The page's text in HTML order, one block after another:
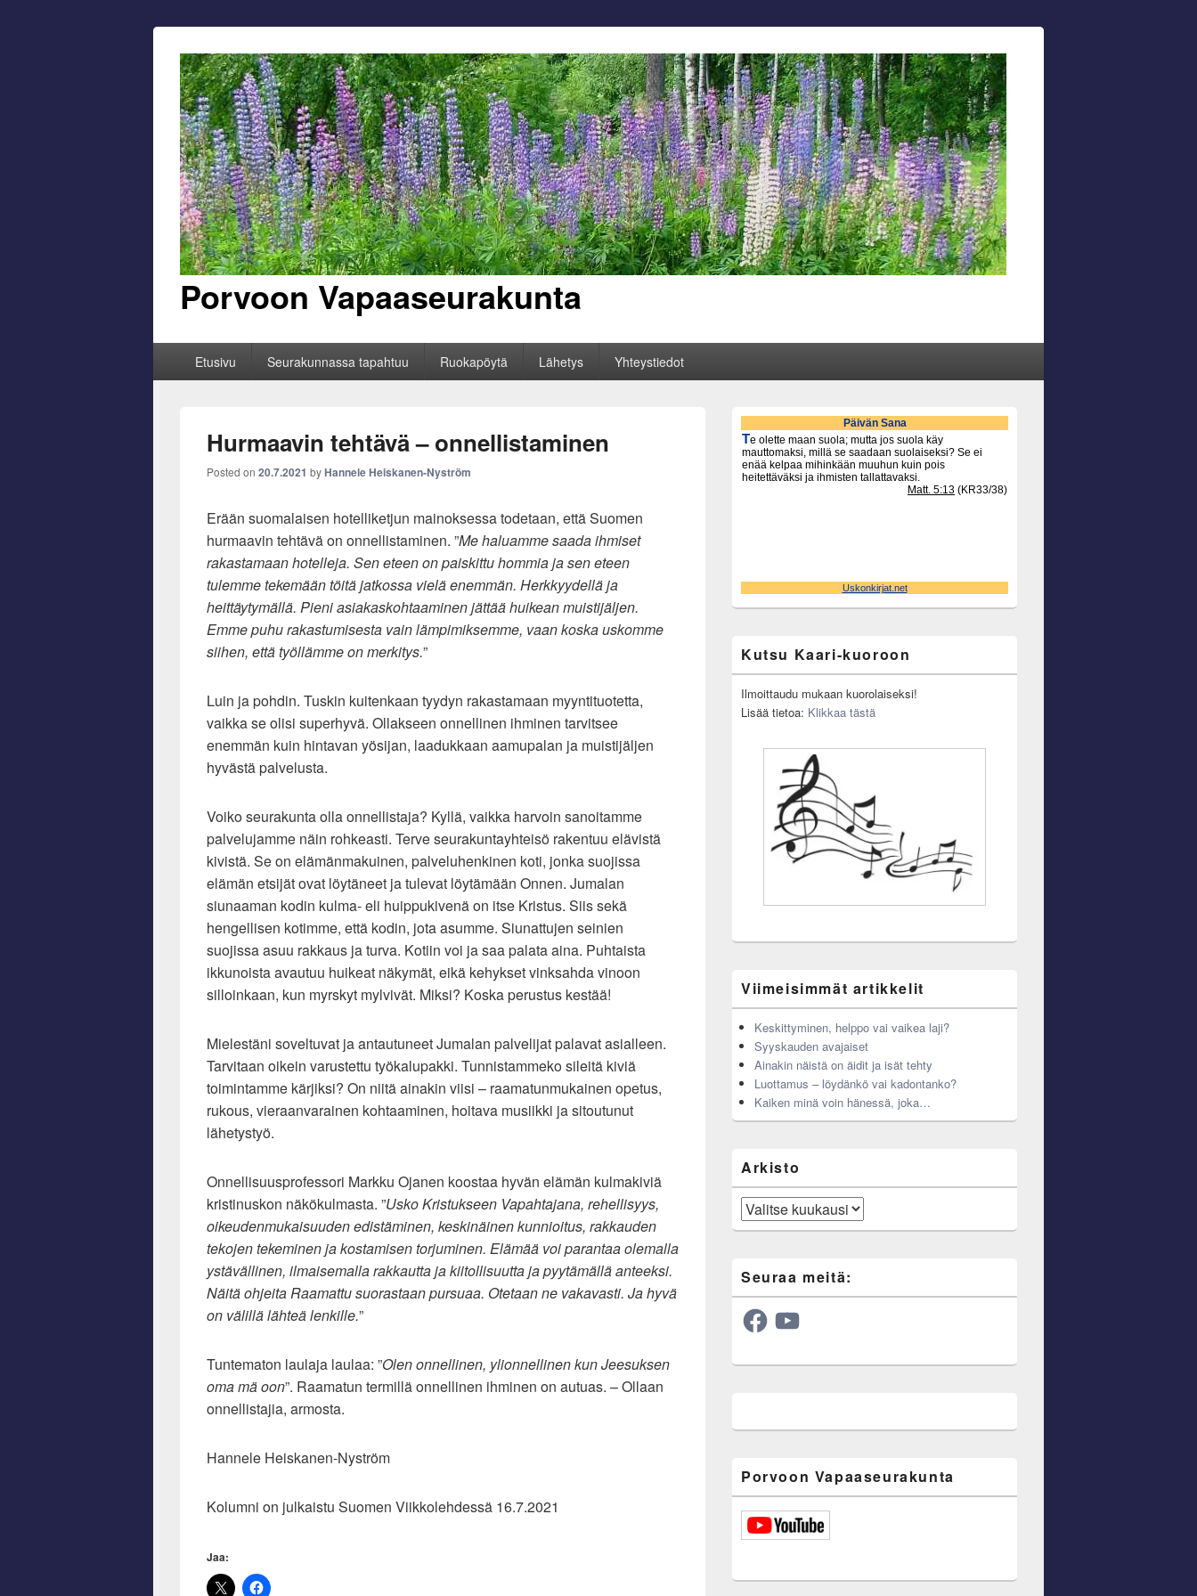
Porvoon Vapaaseurakunta
Etusivu Seurakunnassa tapahtuu Ruokapöytä Lähetys Yhteystiedot
Hurmaavin tehtävä – onnellistaminen
Posted on 20.7.2021 byHannele Heiskanen-Nyström
Erään suomalaisen hotelliketjun mainoksessa todetaan, että Suomen
hurmaavin tehtävä on onnellistaminen. ”Me haluamme saada ihmiset
rakastamaan hotelleja. Sen eteen on paiskittu hommia ja sen eteen
tulemme tekemään töitä jatkossa vielä enemmän. Herkkyydellä ja
heittäytymällä. Pieni asiakaskohtaaminen jättää huikean muistijäljen.
Emme puhu rakastumisesta vain lämpimiksemme, vaan koska uskomme
siihen, että työllämme on merkitys.”
Luin ja pohdin. Tuskin kuitenkaan tyydyn rakastamaan myyntituotetta,
vaikka se olisi superhyvä. Ollakseen onnellinen ihminen tarvitsee
enemmän kuin hintavan yösijan, laadukkaan aamupalan ja muistijäljen
hyvästä palvelusta.
Voiko seurakunta olla onnellistaja? Kyllä, vaikka harvoin sanoitamme
palvelujamme näin rohkeasti. Terve seurakuntayhteisö rakentuu elävistä
kivistä. Se on elämänmakuinen, palveluhenkinen koti, jonka suojissa
elämän etsijät ovat löytäneet ja tulevat löytämään Onnen. Jumalan
siunaaman kodin kulma- eli huippukivenä on itse Kristus. Siis sekä
hengellisen kotimme, että kodin, jota asumme. Siunattujen seinien
suojissa asuu rakkaus ja turva. Kotiin voi ja saa palata aina. Puhtaista
ikkunoista avautuu huikeat näkymät, eikä kehykset vinksahda vinoon
silloinkaan, kun myrskyt mylvivät. Miksi? Koska perustus kestää!
Mielestäni soveltuvat ja antautuneet Jumalan palvelijat palavat asialleen.
Tarvitaan oikein varustettu työkalupakki. Tunnistammeko sileitä kiviä
toimintamme kärjiksi? On niitä ainakin viisi – raamatunmukainen opetus,
rukous, vieraanvarainen kohtaaminen, hoitava musiikki ja sitoutunut
lähetystyö.
Onnellisuusprofessori Markku Ojanen koostaa hyvän elämän kulmakiviä
kristinuskon näkökulmasta. ”Usko Kristukseen Vapahtajana, rehellisyys,
oikeudenmukaisuuden edistäminen, keskinäinen kunnioitus, rakkauden
tekojen tekeminen ja kostamisen torjuminen. Elämää voi parantaa olemalla
ystävällinen, ilmaisemalla rakkautta ja kiitollisuutta ja pyytämällä anteeksi.
Näitä ohjeita Raamattu suorastaan pursuaa. Otetaan ne vakavasti. Ja hyvä
on välillä lähteä lenkille.”
Tuntematon laulaja laulaa: ”Olen onnellinen, ylionnellinen kun Jeesuksen
oma mä oon”. Raamatun termillä onnellinen ihminen on autuas. – Ollaan
onnellistajia, armosta.
Hannele Heiskanen-Nyström
Kolumni on julkaistu Suomen Viikkolehdessä 16.7.2021
Jaa:
Primary
Sidebar
Widget
Area
Kutsu Kaari-kuoroon
Ilmoittaudu mukaan kuorolaiseksi!
Lisää tietoa: Klikkaa tästä
Viimeisimmät artikkelit
Keskittyminen, helppo vai vaikea laji?
Syyskauden avajaiset
Ainakin näistä on äidit ja isät tehty
Luottamus – löydänkö vai kadontanko?
Kaiken minä voin hänessä, joka…
Arkisto
Arkisto
Seuraa meitä:
FacebookYouTube
Porvoon Vapaaseurakunta